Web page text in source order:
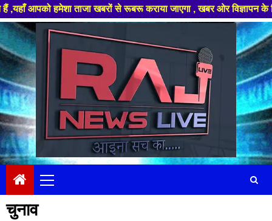
खबरों से रूबरू कराया जाएगा , खबर ओर विज्ञापन के लिए संपर्क करे +91
Skip
to
content
Menu
चुनाव